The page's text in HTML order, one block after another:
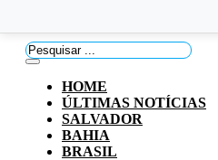
Pesquisar
...
HOME
ÚLTIMAS NOTÍCIAS
SALVADOR
BAHIA
BRASIL